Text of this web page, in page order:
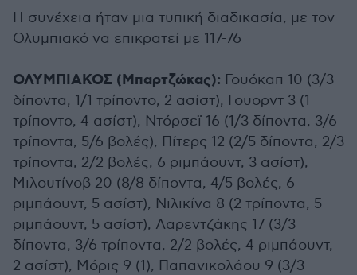
Η συνέχεια ήταν μια τυπική διαδικασία, με τον
Ολυμπιακό να επικρατεί με 117-76
ΟΛΥΜΠΙΑΚΟΣ (Μπαρτζώκας): Γουόκαπ 10 (3/3
δίποντα, 1/1 τρίποντο, 2 ασίστ), Γουορντ 3 (1
τρίποντο, 4 ασίστ), Ντόρσεϊ 16 (1/3 δίποντα, 3/6
τρίποντα, 5/6 βολές), Πίτερς 12 (2/5 δίποντα, 2/3
τρίποντα, 2/2 βολές, 6 ριμπάουντ, 3 ασίστ),
Μιλουτίνοβ 20 (8/8 δίποντα, 4/5 βολές, 6
ριμπάουντ, 5 ασίστ), Νιλικίνα 8 (2 τρίποντα, 5
ριμπάουντ, 5 ασίστ), Λαρεντζάκης 17 (3/3
δίποντα, 3/6 τρίποντα, 2/2 βολές, 4 ριμπάουντ,
2 ασίστ), Μόρις 9 (1), Παπανικολάου 9 (3/3